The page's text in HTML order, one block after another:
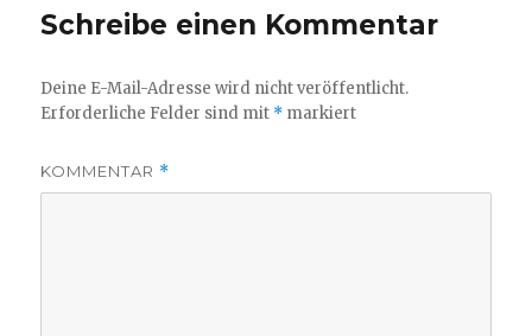
Schreibe einen Kommentar
Deine E-Mail-Adresse wird nicht veröffentlicht.
Erforderliche Felder sind mit * markiert
KOMMENTAR *